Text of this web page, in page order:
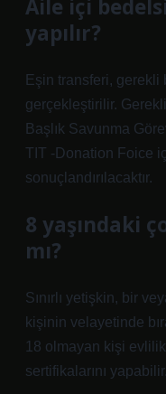
Aile içi
yapılır?
Eşin transferi,
gerçekleştirilir.
Başlık Savunma
TIT -Donation Foice
sonuçlandırılacaktır.
8 yaşındaki
mı?
Sınırlı yetişkin, bir
kişinin velayetinde
18 olmayan kişi
sertifikalarını yapabilir.